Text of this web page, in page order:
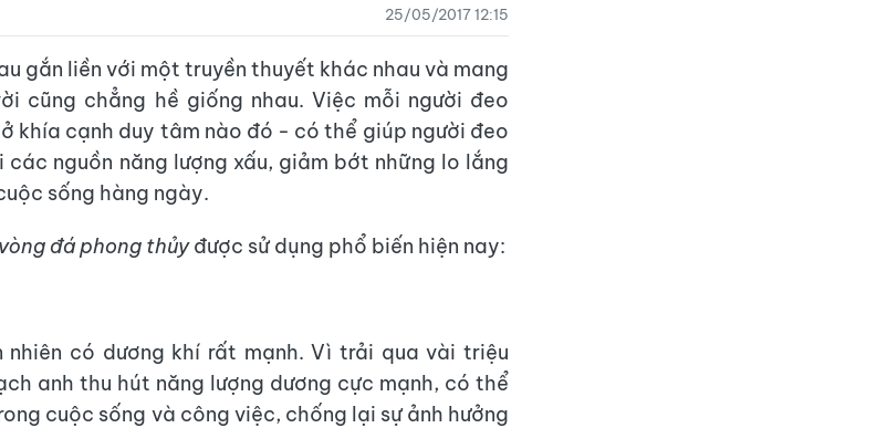
25/05/2017 12:15
gắn liền với một truyền thuyết khác nhau và mang
cũng chẳng hề giống nhau. Việc mỗi người đeo
khía cạnh duy tâm nào đó - có thể giúp người đeo
nguồn năng lượng xấu, giảm bớt những lo lắng
sống hàng ngày.
vòng đá phong thủyđược sử dụng phổ biến hiện nay:
có dương khí rất mạnh. Vì trải qua vài triệu
anh thu hút năng lượng dương cực mạnh, có thể
cuộc sống và công việc, chống lại sự ảnh hưởng